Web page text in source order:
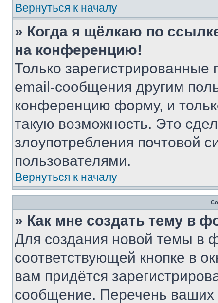
Вернуться к началу
» Когда я щёлкаю по
на конференцию!
Только зарегистрированные
email-сообщения другим
конференцию форму, и
такую возможность. Это
злоупотребления почтовой
пользователями.
Вернуться к началу
» Как мне создать тему в
Для создания новой темы в
соответствующей кнопке в
вам придётся
сообщение. Перечень ваших